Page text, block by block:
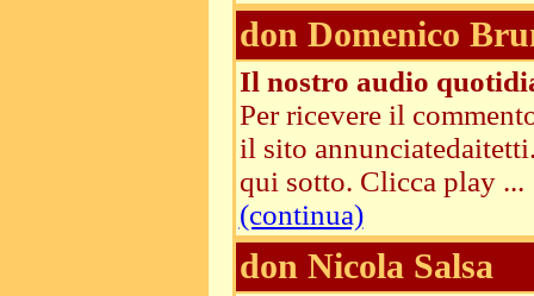
don Domenico
Il nostro audio
Per ricevere il
il sito
qui sotto. Clicca play ...
(continua)
don Nicola Salsa